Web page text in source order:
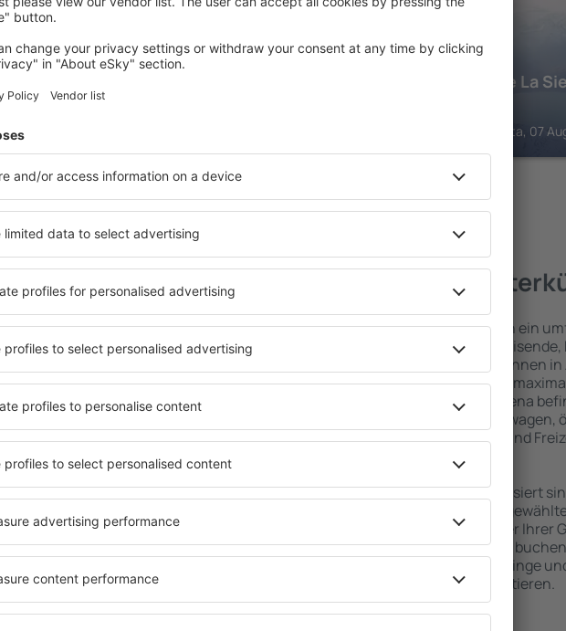
227 €
Hotel be La
Santa Marta, 07
Mehr Angebote prüfen in Magdalena
finden Sie Unterkünfte für
mit unterschiedlichen
und komfortabel
Annehmlichkeiten und
wo sie während einer
können. Die Unterkünfte
als auch in der Nähe des
Stadtteilen oder Regionen
eine Unterkunft in Magdalena
Ihren weiteren Vorhaben.
in Magdalena gibt die
Erreichen des Ziels nach der
einem Hotel, einer Wohnung
suchen zu müssen.
Besuch von Magdalena und
Atmosphäre verlaufen.
Magdalena – beste
Die Unterkünfte in Magdalena umfassen ein
Angebot von vielen Objekten für Alleinreisende,
Senioren und Gruppen. Die Besucher können
Hotels und Pensionen übernachten, die
bieten und sich im Zentrum von Magdalena
Annehmlichkeiten wie die Nähe zu
Verkehrsmitteln, Geschäften, Service- und
Wenn Sie an Luxusunterkünften interessiert
ein breites Angebot für Sie. An dem
alles, was Sie während Ihres Urlaubs oder Ihrer
benötigen. Die Unterkunft in Magdalena
mit Einrichtungen für Behinderte, Säuglinge
sowie für Reisende zusammen mit Haustieren.